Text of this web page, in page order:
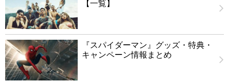
【一覧】
『スパイダーマン』グッズ・特典・
キャンペーン情報まとめ